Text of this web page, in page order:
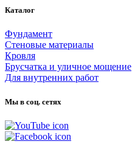
Каталог
Фундамент
Стеновые материалы
Кровля
Брусчатка и уличное мощение
Для внутренних работ
Мы в соц. сетях